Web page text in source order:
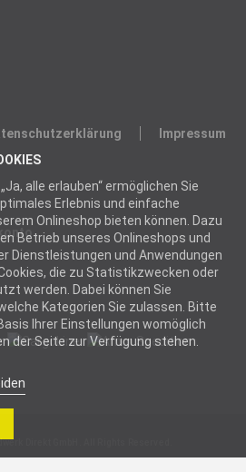
Impressum
alle erlauben“ ermöglichen Sie
Erlebnis und einfache
Onlineshop bieten können. Dazu
Betrieb unseres Onlineshops und
Dienstleistungen und Anwendungen
die zu Statistikzwecken oder
werden. Dabei können Sie
Kategorien Sie zulassen. Bitte
Ihrer Einstellungen womöglich
der Seite zur Verfügung stehen.
Cookies helfen
Direkt GmbH. All Rights Reserved.